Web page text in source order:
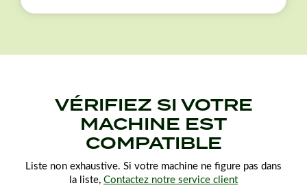
VÉRIFIEZ SI VOTRE
MACHINE EST
COMPATIBLE
Liste non exhaustive. Si votre machine ne figure pas dans
la liste, Contactez notre service client